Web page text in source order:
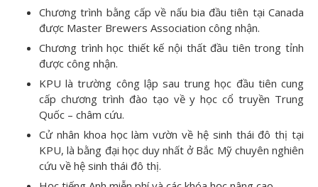
Chương trình bằng cấp về nấu bia đầu tiên tại Canada
được Master Brewers Association công nhận.
Chương trình học thiết kế nội thất đầu tiên trong tỉnh
được công nhận.
KPU là trường công lập sau trung học đầu tiên cung
cấp chương trình đào tạo về y học cổ truyền Trung
Quốc – châm cứu.
Cử nhân khoa học làm vườn về hệ sinh thái đô thị tại
KPU, là bằng đại học duy nhất ở Bắc Mỹ chuyên nghiên
cứu về hệ sinh thái đô thị.